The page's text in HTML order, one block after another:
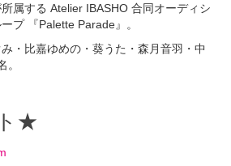
属する Atelier IBASHO 合同オーディシ
プ 『Palette Parade』。
・比嘉ゆめの・葵うた・森月音羽・中
。
★